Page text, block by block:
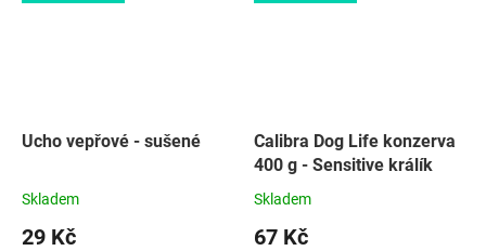
Ucho vepřové - sušené
Skladem
29 Kč
Calibra Dog Life konzerva
400 g - Sensitive králík
Skladem
67 Kč